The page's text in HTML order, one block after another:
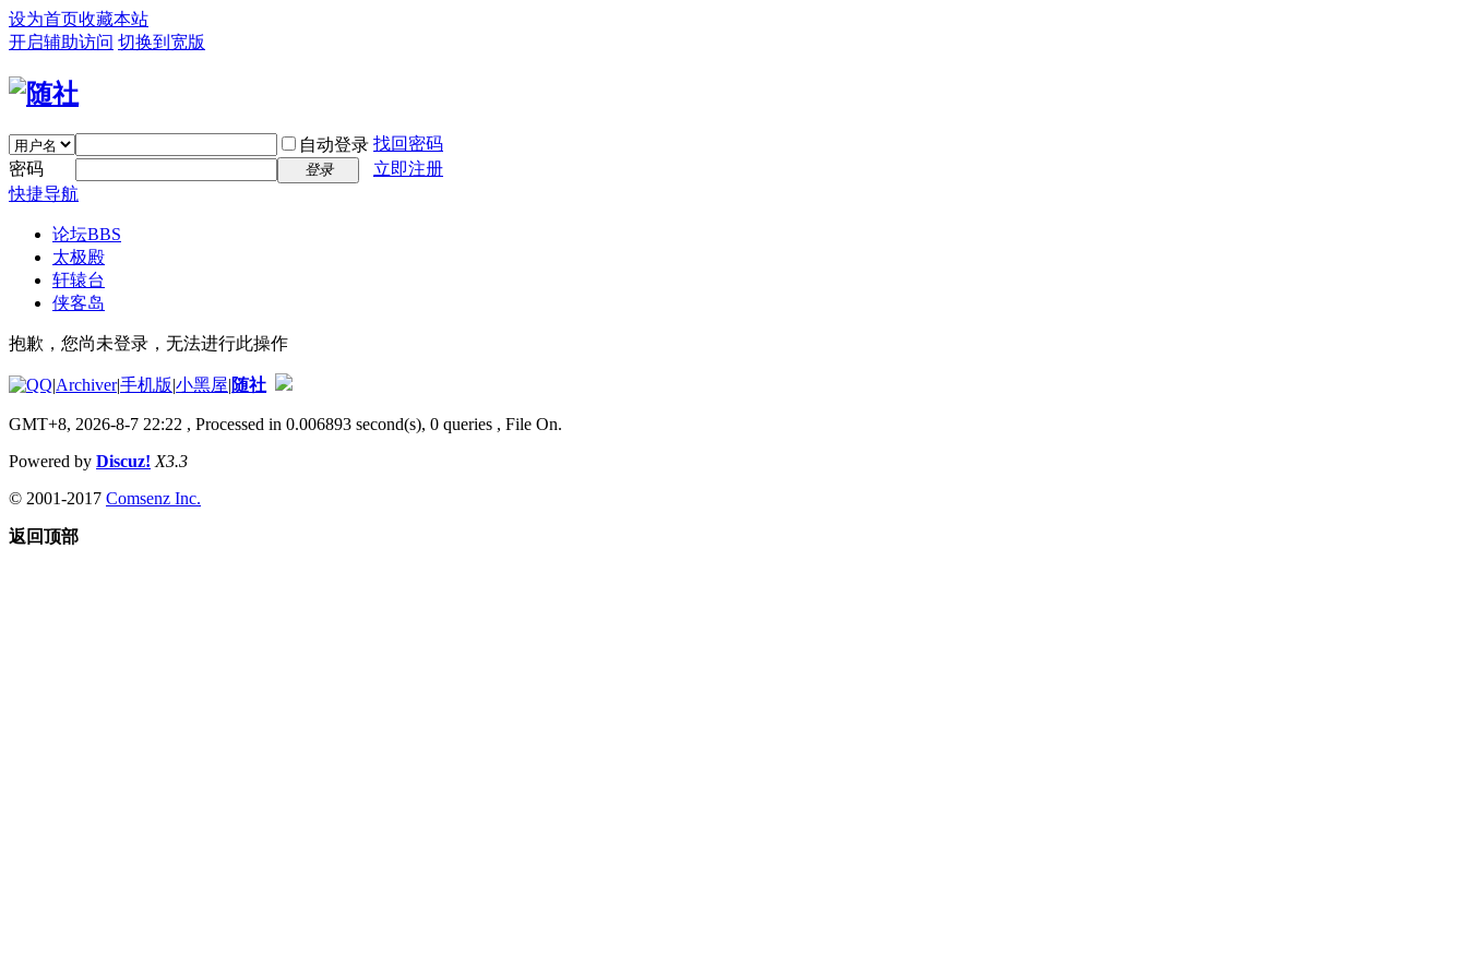
设为首页收藏本站
开启辅助访问 切换到宽版
自动登录 找回密码
密码
登录
立即注册
快捷导航
论坛BBS
太极殿
轩辕台
侠客岛
抱歉，您尚未登录，无法进行此操作
|Archiver|手机版|小黑屋|随社
GMT+8, 2026-8-7 22:22 , Processed in 0.006893 second(s), 0 queries , File On.
Powered by Discuz! X3.3
© 2001-2017 Comsenz Inc.
返回顶部